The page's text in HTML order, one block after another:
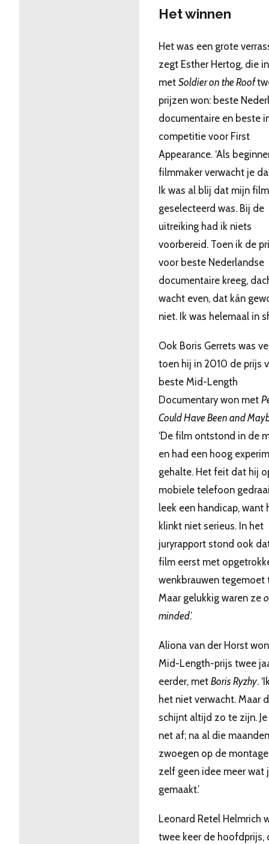
Het winnen
Het was een grote
zegt Esther Hertog, die
met Soldier on the Roof
prijzen won: beste
documentaire en beste
competitie voor First
Appearance. ‘Als
filmmaker verwacht je
Ik was al blij dat mijn film
geselecteerd was. Bij de
uitreiking had ik niets
voorbereid. Toen ik de
voor beste Nederlandse
documentaire kreeg,
wacht even, dat kán
niet. Ik was helemaal in
Ook Boris Gerrets was
toen hij in 2010 de prijs
beste Mid-Length
Documentary won met
Could Have Been and
‘De film ontstond in de
en had een hoog
gehalte. Het feit dat hij
mobiele telefoon
leek een handicap, want
klinkt niet serieus. In het
juryrapport stond ook
film eerst met
wenkbrauwen tegemoet
Maar gelukkig waren ze
minded.’
Aliona van der Horst
Mid-Length-prijs twee
eerder, met Boris Ryzhy.
het niet verwacht. Maar
schijnt altijd zo te zijn.
net af; na al die maanden
zwoegen op de
zelf geen idee meer wat
gemaakt.’
Leonard Retel Helmrich
twee keer de hoofdprijs,